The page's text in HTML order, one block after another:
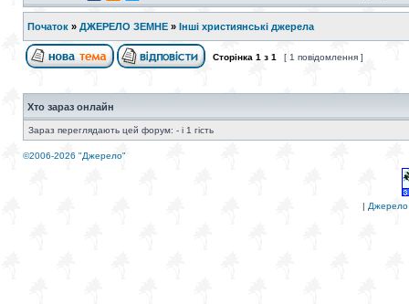
Початок » ДЖЕРЕЛО ЗЕМНЕ » Інші християнські джерела
Сторінка 1 з 1 [ 1 повідомлення ]
Хто зараз онлайн
Зараз переглядають цей форум: - і 1 гість
©2006-2026 "Джерело"
| Джерело